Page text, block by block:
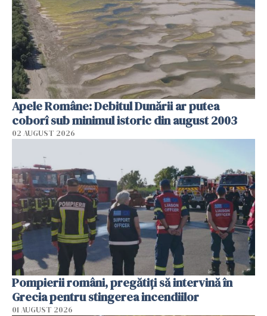
Apele Române: Debitul Dunării ar putea
coborî sub minimul istoric din august 2003
02 AUGUST 2026
Pompierii români, pregătiţi să intervină în
Grecia pentru stingerea incendiilor
01 AUGUST 2026